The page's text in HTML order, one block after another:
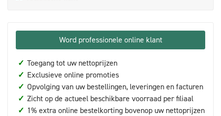
Word professionele online klant
✓ Toegang tot uw nettoprijzen
✓ Exclusieve online promoties
✓ Opvolging van uw bestellingen, leveringen en facturen
✓ Zicht op de actueel beschikbare voorraad per filiaal
✓ 1% extra online bestelkorting bovenop uw nettoprijzen